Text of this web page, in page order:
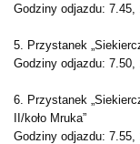
Godziny odjazdu: 7.45,
5. Przystanek
Godziny odjazdu: 7.50,
6. Przystanek
II/koło Mruka”
Godziny odjazdu: 7.55,